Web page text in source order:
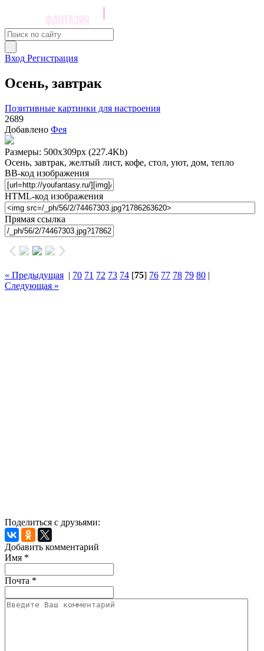
Вход Регистрация
Осень, завтрак
Позитивные картинки для настроения
2689
Добавлено Фея
Размеры: 500x309px (227.4Kb)
Осень, завтрак, желтый лист, кофе, стол, уют, дом, тепло
BB-код изображения
HTML-код изображения
Прямая ссылка
« Предыдущая | 70 71 72 73 74 [75] 76 77 78 79 80 |
Следующая »
Поделиться с друзьями:
Добавить комментарий
Имя *
Почта *